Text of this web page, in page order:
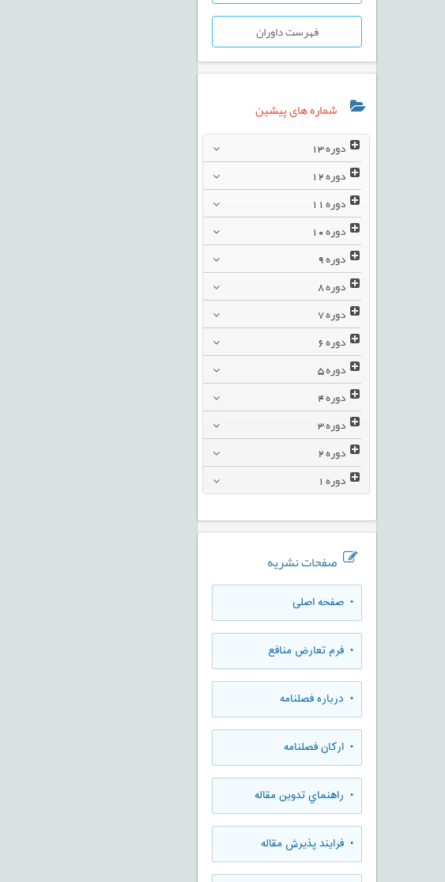
فهرست داوران
شماره های پیشین
دوره
دوره
دوره
دوره
دوره
دوره
دوره
دوره
دوره
دوره
دوره
دوره
دوره
صفحات نشریه
• صفحه اصلی
• فرم تعارض منافع
• درباره فصلنامه
• ارکان فصلنامه
• راهنماي تدوين مقاله
• فرایند پذیرش مقاله